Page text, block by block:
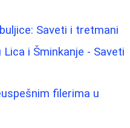
Saveti i tretmani
i Šminkanje - Saveti
filerima u